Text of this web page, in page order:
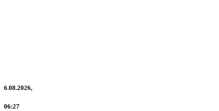
6.08.2026,
06:27